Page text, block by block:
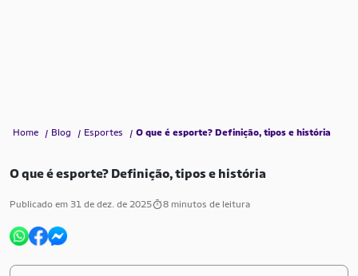
O que é esporte? Definição, tipos e história
Publicado em 31 de dez. de 2025 8 minutos de leitura
Home Blog Esportes O que é esporte? Definição, tipos e história